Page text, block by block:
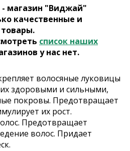
магазин "Виджай"
качественные и
список наших
у нас нет.
волосяные луковицы
здоровыми и сильными,
покровы. Предотвращает
их рост.
Предотвращает
волос. Придает